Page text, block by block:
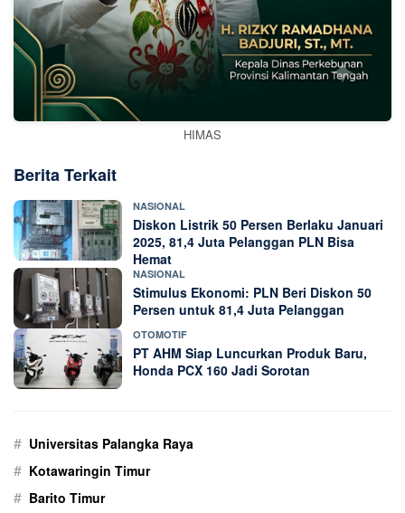
HIMAS
Berita Terkait
NASIONAL
Diskon Listrik 50 Persen Berlaku Januari
2025, 81,4 Juta Pelanggan PLN Bisa
Hemat
NASIONAL
Stimulus Ekonomi: PLN Beri Diskon 50
Persen untuk 81,4 Juta Pelanggan
OTOMOTIF
PT AHM Siap Luncurkan Produk Baru,
Honda PCX 160 Jadi Sorotan
# Universitas Palangka Raya
# Kotawaringin Timur
# Barito Timur